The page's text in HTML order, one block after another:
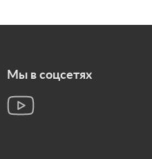
Мы в соцсетях